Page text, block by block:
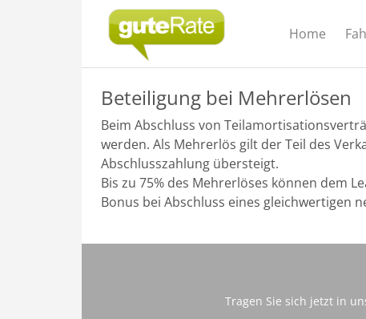
Home
Beteiligung bei Mehrerlösen
Beim Abschluss von
werden. Als Mehrerlös gilt der Teil des
Abschlusszahlung übersteigt.
Bis zu 75% des Mehrerlöses können dem
Bonus bei Abschluss eines gleichwertigen
Tragen Sie sich jetzt in